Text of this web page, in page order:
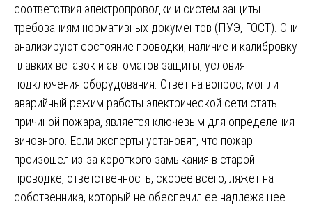
соответствия электропроводки и систем защиты
требованиям нормативных документов (ПУЭ, ГОСТ). Они
анализируют состояние проводки, наличие и калибровку
плавких вставок и автоматов защиты, условия
подключения оборудования. Ответ на вопрос, мог ли
аварийный режим работы электрической сети стать
причиной пожара, является ключевым для определения
виновного. Если эксперты установят, что пожар
произошел из-за короткого замыкания в старой
проводке, ответственность, скорее всего, ляжет на
собственника, который не обеспечил ее надлежащее